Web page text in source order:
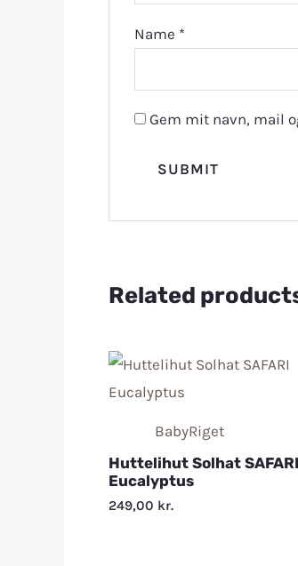
Name *
Gem mit navn, mail
Related
BabyRiget
Huttelihut Solhat SAFARI
Eucalyptus
249,00 kr.